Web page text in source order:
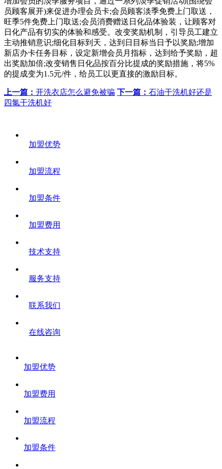
员顾客展开)来促进办理会员卡;会员顾客淡季免费上门取送，
旺季5件免费上门取送;会员消费赠送日化品体验装，让顾客对
日化产品有切实的体验和感受。改变奖励机制，引导员工建立
主动推销意识;细化目标到天，达到日目标当日予以奖励;增加
新店办卡任务目标，设定新增会员月指标，达到给予奖励，超
出奖励加倍;改变销售日化品按百分比提成的奖励措施，将5%
的提成变为1.5元/件，给员工以更直接的激励目标。
上一篇： 开洗衣店怎么避免被骗 下一篇： 石油干洗机好还是
四氯干洗机好
加盟优势
加盟流程
加盟条件
加盟费用
技术支持
服务支持
联系我们
在线咨询
加盟优势
加盟费用
加盟流程
加盟条件